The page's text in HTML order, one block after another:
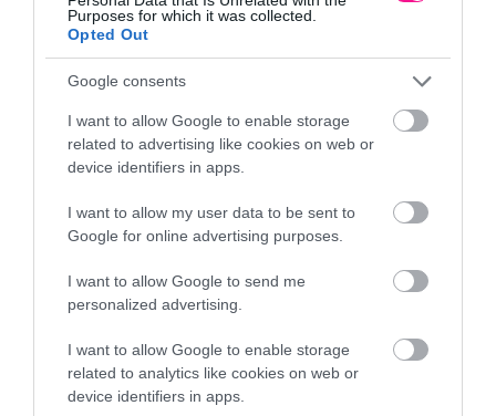
Purposes for which it was collected.
Opted Out
Google consents
I want to allow Google to enable storage
related to advertising like cookies on web or
device identifiers in apps.
I want to allow my user data to be sent to
Google for online advertising purposes.
I want to allow Google to send me
personalized advertising.
I want to allow Google to enable storage
related to analytics like cookies on web or
device identifiers in apps.
Επιλογή
Ξύλινος πύργος Pagoda
855,63
Επιλογή
Ξύλινος πύργος Pagoda με
1.175,71€
Επιλογή